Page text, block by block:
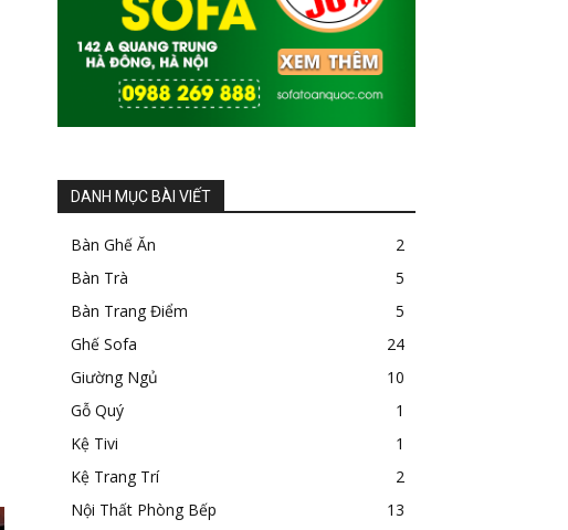
DANH MỤC BÀI VIẾT
Bàn Ghế Ăn
2
Bàn Trà
5
Bàn Trang Điểm
5
Ghế Sofa
24
Giường Ngủ
10
Gỗ Quý
1
Kệ Tivi
1
Kệ Trang Trí
2
Nội Thất Phòng Bếp
13